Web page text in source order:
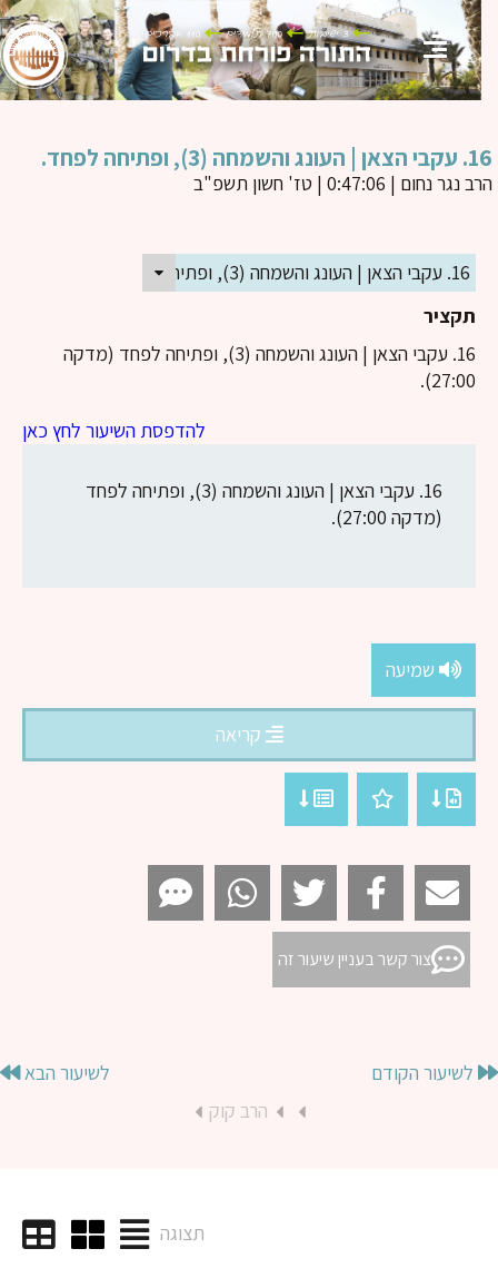
ופתיחה לפחד.
נגר נחום| 0:47:06 | טז' חשון תשפ"ב
תקציר
16. עקבי הצאן | העונג והשמחה (3), ופתיחה לפחד.
16. עקבי הצאן | העונג והשמחה (3), ופתיחה לפחד (מדקה
27:00).
להדפסת השיעור לחץ כאן
16. עקבי הצאן | העונג והשמחה (3), ופתיחה לפחד
(מדקה 27:00).
שמיעה
קריאה
צור קשר בעניין שיעור זה
לשיעור הקודם
לשיעור הבא
הרב קוק
תצוגה